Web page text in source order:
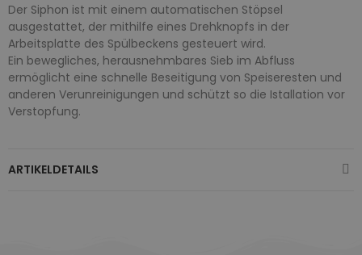
Der Siphon ist mit einem automatischen Stöpsel
ausgestattet, der mithilfe eines Drehknopfs in der
Arbeitsplatte des Spülbeckens gesteuert wird.
Ein bewegliches, herausnehmbares Sieb im Abfluss
ermöglicht eine schnelle Beseitigung von Speiseresten und
anderen Verunreinigungen und schützt so die Istallation vor
Verstopfung.
ARTIKELDETAILS